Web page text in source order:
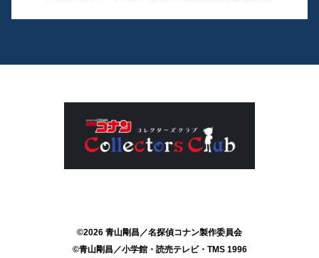
©2026 青山剛昌／名探偵コナン製作委員会
©青山剛昌／小学館・読売テレビ・TMS 1996